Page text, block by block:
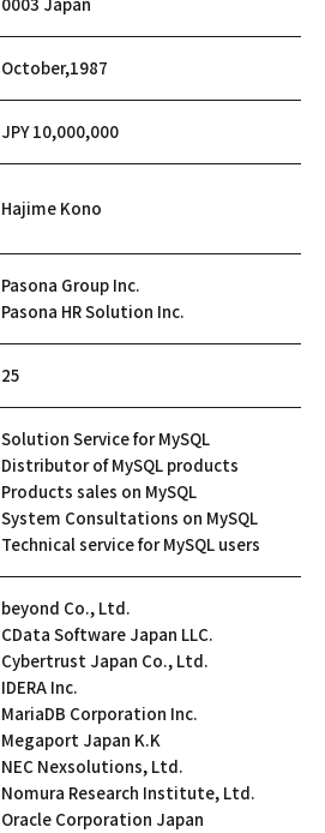
October,1987
JPY 10,000,000
Hajime Kono
Pasona Group Inc.
Pasona HR Solution Inc.
25
Solution Service for MySQL
Distributor of MySQL products
Products sales on MySQL
System Consultations on MySQL
Technical service for MySQL users
beyond Co., Ltd.
CData Software Japan LLC.
Cybertrust Japan Co., Ltd.
IDERA Inc.
MariaDB Corporation Inc.
Megaport Japan K.K
NEC Nexsolutions, Ltd.
Nomura Research Institute, Ltd.
Oracle Corporation Japan